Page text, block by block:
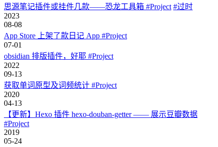
思源笔记插件或挂件几款——恐龙工具箱 #Project #过时
2023
08-08
App Store 上架了款日记 App #Project
07-01
obsidian 排版插件，好耶 #Project
2022
09-13
获取单词原型及词频统计 #Project
2020
04-13
【更新】Hexo 插件 hexo-douban-getter —— 展示豆瓣数据
#Project
2019
05-24